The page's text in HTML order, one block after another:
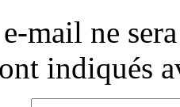
mail ne
indiqués